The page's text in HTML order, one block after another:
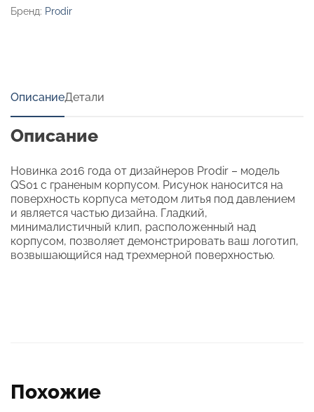
Бренд: Prodir
ОписаниеДетали
Описание
Новинка 2016 года от дизайнеров Prodir – модель
QS01 с граненым корпусом. Рисунок наносится на
поверхность корпуса методом литья под давлением
и является частью дизайна. Гладкий,
минималистичный клип, расположенный над
корпусом, позволяет демонстрировать ваш логотип,
возвышающийся над трехмерной поверхностью.
Похожие